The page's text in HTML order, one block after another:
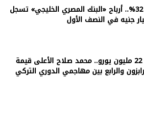
بزيادة 32%.. أرباح «البنك المصري الخليجي» تسجل
بقيمة 22 مليون يورو.. محمد صلاح الأعلى قيمة
والرابع بين مهاجمي الدوري التركي